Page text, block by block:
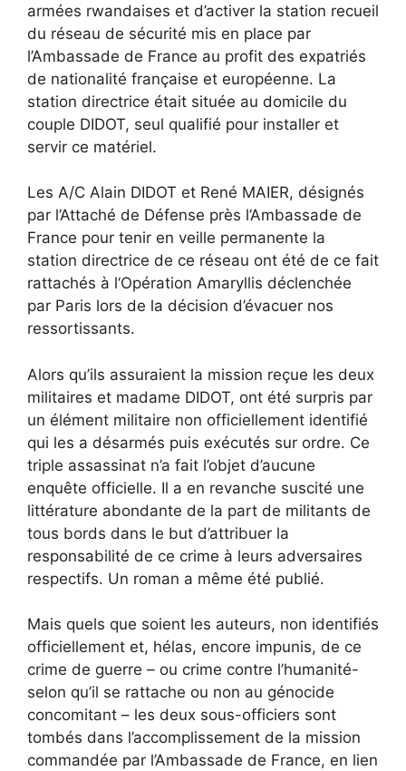
armées rwandaises et d’activer la station recueil
du réseau de sécurité mis en place par
l’Ambassade de France au profit des expatriés
de nationalité française et européenne. La
station directrice était située au domicile du
couple DIDOT, seul qualifié pour installer et
servir ce matériel.
Les A/C Alain DIDOT et René MAIER, désignés
par l’Attaché de Défense près l’Ambassade de
France pour tenir en veille permanente la
station directrice de ce réseau ont été de ce fait
rattachés à l‘Opération Amaryllis déclenchée
par Paris lors de la décision d’évacuer nos
ressortissants.
Alors qu’ils assuraient la mission reçue les deux
militaires et madame DIDOT, ont été surpris par
un élément militaire non officiellement identifié
qui les a désarmés puis exécutés sur ordre. Ce
triple assassinat n’a fait l’objet d’aucune
enquête officielle. Il a en revanche suscité une
littérature abondante de la part de militants de
tous bords dans le but d’attribuer la
responsabilité de ce crime à leurs adversaires
respectifs. Un roman a même été publié.
Mais quels que soient les auteurs, non identifiés
officiellement et, hélas, encore impunis, de ce
crime de guerre – ou crime contre l’humanité-
selon qu’il se rattache ou non au génocide
concomitant – les deux sous-officiers sont
tombés dans l’accomplissement de la mission
commandée par l’Ambassade de France, en lien